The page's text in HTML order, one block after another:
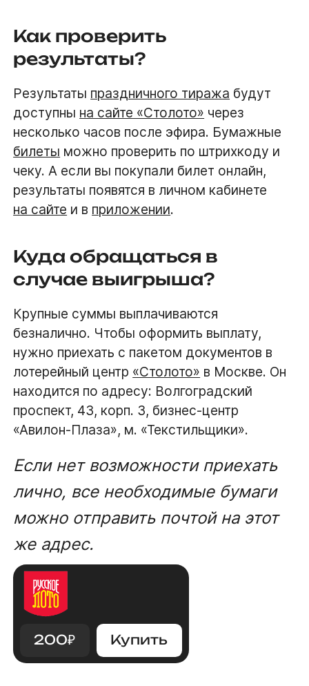
Как проверить
результаты?
Результаты праздничного тиража будут
доступны на сайте «Столото» через
несколько часов после эфира. Бумажные
билеты можно проверить по штрихкоду и
чеку. А если вы покупали билет онлайн,
результаты появятся в личном кабинете
на сайте и в приложении.
Куда обращаться в
случае выигрыша?
Крупные суммы выплачиваются
безналично. Чтобы оформить выплату,
нужно приехать с пакетом документов в
лотерейный центр «Столото» в Москве. Он
находится по адресу: Волгоградский
проспект, 43, корп. 3, бизнес-центр
«Авилон-Плаза», м. «Текстильщики».
Если нет возможности приехать
лично, все необходимые бумаги
можно отправить почтой на этот
же адрес.
200₽ Купить